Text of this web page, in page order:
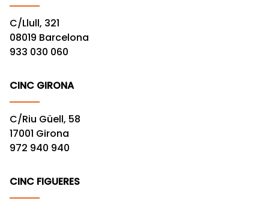
C/Llull, 321
08019 Barcelona
933 030 060
CINC GIRONA
C/Riu Güell, 58
17001 Girona
972 940 940
CINC FIGUERES